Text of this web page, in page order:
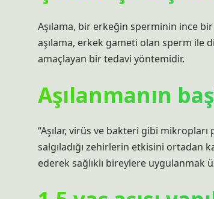
Aşılama, bir erkeğin sperminin ince
aşılama, erkek gameti olan sperm ile
amaçlayan bir tedavi yöntemidir.
Aşılanmanın
“Aşılar, virüs ve bakteri gibi
salgıladığı zehirlerin etkisini ortadan
ederek sağlıklı bireylere uygulanmak